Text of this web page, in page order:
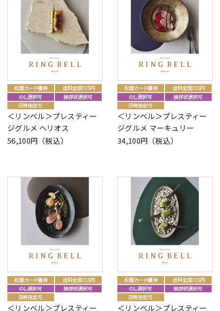
＜リンベル＞プレスティー
ジグルメ ヘリオス
56,100円（税込）
＜リンベル＞プレスティー
ジグルメ マーキュリー
34,100円（税込）
＜リンベル＞プレスティー ＜リンベル＞プレスティー